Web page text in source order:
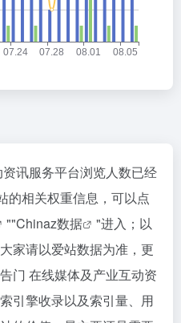
讯服务平台浏览人数已经
的相关权重信息，可以点
""Chinaz数据
"进入；以
家请以爱站数据为准，更
门 在线媒体及产业互动资
引擎收录以及索引量、用